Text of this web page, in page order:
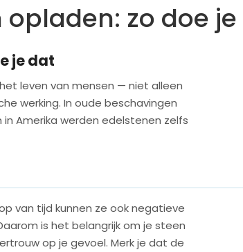
zo doe
je dat
leven van mensen — niet alleen
werking. In oude beschavingen
in Amerika werden edelstenen zelfs
van tijd kunnen ze ook negatieve
is het belangrijk om je steen
op je gevoel. Merk je dat de